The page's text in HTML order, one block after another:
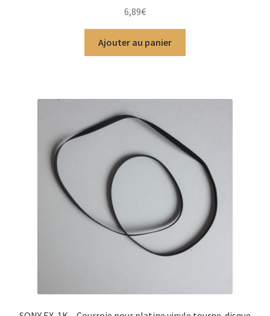
6,89€
Ajouter au panier